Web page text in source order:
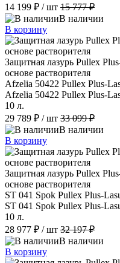
14 199 ₽ / шт 15 777 ₽
В наличии
В корзину
Защитная лазурь Pullex
основе растворителя
Afzelia 50422 Pullex Plus-
Afzelia 50422 Pullex Plus-
10 л.
29 789 ₽ / шт 33 099 ₽
В наличии
В корзину
Защитная лазурь Pullex
основе растворителя
ST 041 Spok Pullex Plus-
ST 041 Spok Pullex Plus-
10 л.
28 977 ₽ / шт 32 197 ₽
В наличии
В корзину